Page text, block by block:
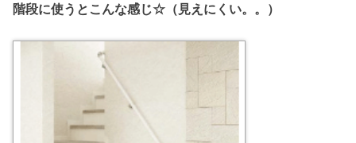
階段に使うとこんな感じ☆（見えにくい。。）